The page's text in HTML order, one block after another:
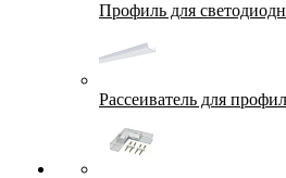
Профиль для
Рассеиватель для